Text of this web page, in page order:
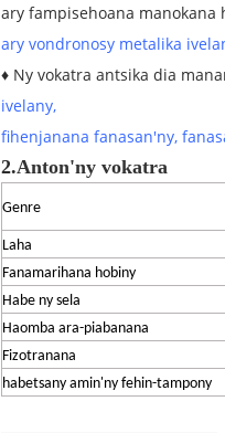
ary fampisehoana manokana
ary vondronosy metalika
♦ Ny vokatra antsika dia
ivelany,
fihenjanana fanasan'ny,
2.Anton'ny vokatra
Genre
Laha
Fanamarihana hobiny
Habe ny sela
Haomba ara-piabanana
Fizotranana
habetsany amin'ny fehin-tampony